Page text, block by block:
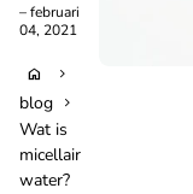
– februari
04, 2021
home chevron_right
blog chevron_right
Wat is
micellair
water?